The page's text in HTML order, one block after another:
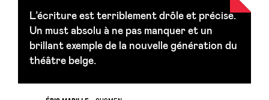
L’écriture est terriblement drôle et précise.
Un must absolu à ne pas manquer et un
brillant exemple de la nouvelle génération du
théâtre belge.